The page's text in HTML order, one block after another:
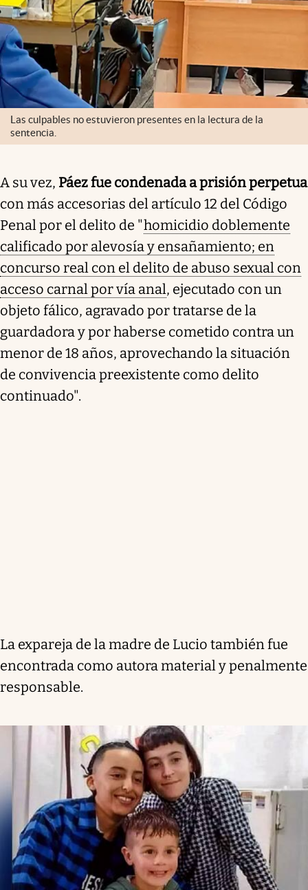
Las culpables no estuvieron presentes en la lectura de la
sentencia.
A su vez, Páez fue condenada a prisión perpetua
con más accesorias del artículo 12 del Código
Penal por el delito de "homicidio doblemente
calificado por alevosía y ensañamiento; en
concurso real con el delito de abuso sexual con
acceso carnal por vía anal, ejecutado con un
objeto fálico, agravado por tratarse de la
guardadora y por haberse cometido contra un
menor de 18 años, aprovechando la situación
de convivencia preexistente como delito
continuado".
La expareja de la madre de Lucio también fue
encontrada como autora material y penalmente
responsable.